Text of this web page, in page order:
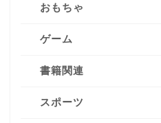
おもちゃ
ゲーム
書籍関連
スポーツ